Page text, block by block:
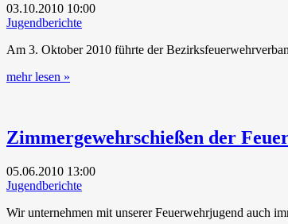
03.10.2010 10:00
Jugendberichte
Am 3. Oktober 2010 führte der
mehr lesen »
Zimmergewehrschießen der
05.06.2010 13:00
Jugendberichte
Wir unternehmen mit unserer Feuerwehrjugend auch